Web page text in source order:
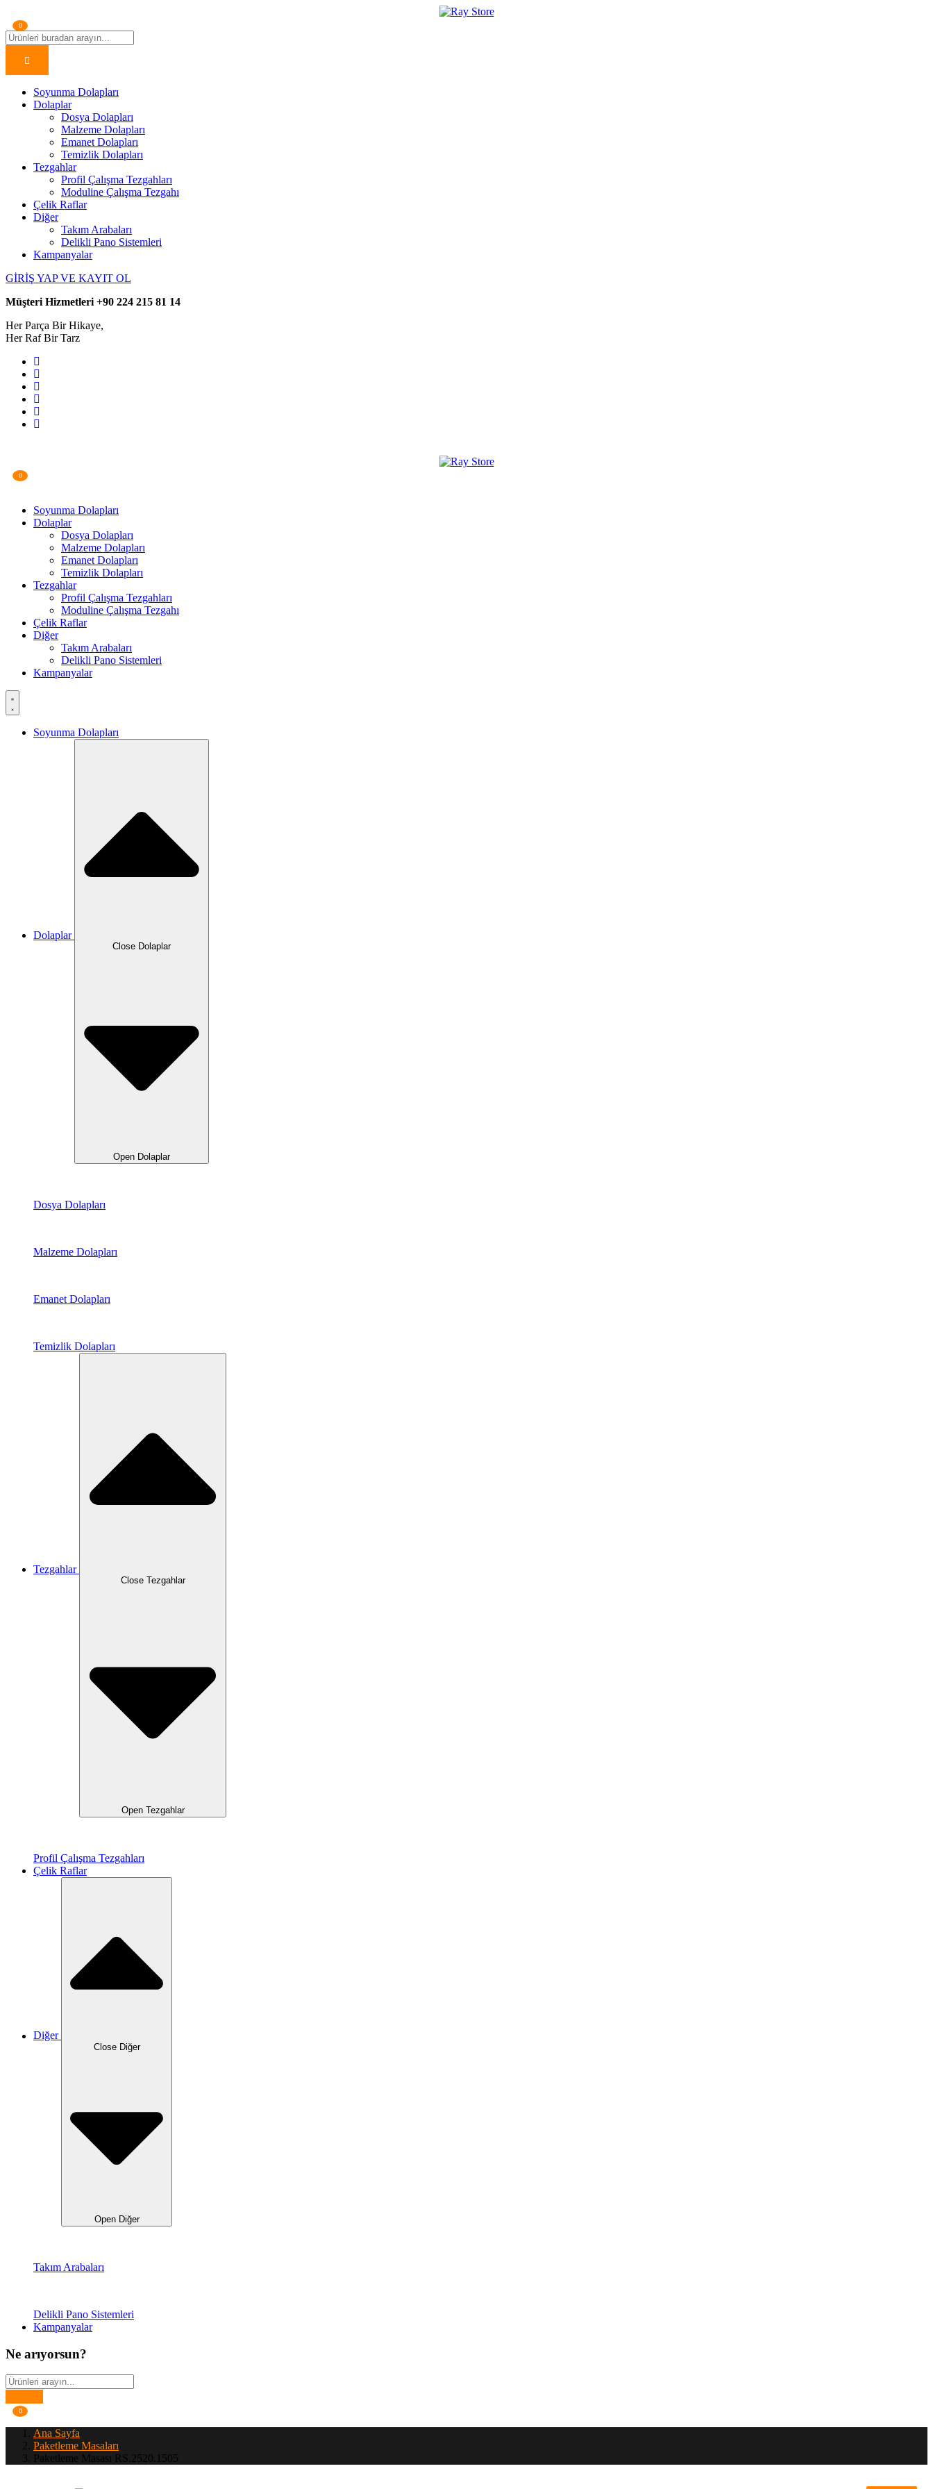
0
Soyunma Dolapları
Dolaplar
Dosya Dolapları
Malzeme Dolapları
Emanet Dolapları
Temizlik Dolapları
Tezgahlar
Profil Çalışma Tezgahları
Moduline Çalışma Tezgahı
Çelik Raflar
Diğer
Takım Arabaları
Delikli Pano Sistemleri
Kampanyalar
GİRİŞ YAP VE KAYIT OL
Müşteri Hizmetleri +90 224 215 81 14
Her Parça Bir Hikaye,
Her Raf Bir Tarz
0
Soyunma Dolapları
Dolaplar
Dosya Dolapları
Malzeme Dolapları
Emanet Dolapları
Temizlik Dolapları
Tezgahlar
Profil Çalışma Tezgahları
Moduline Çalışma Tezgahı
Çelik Raflar
Diğer
Takım Arabaları
Delikli Pano Sistemleri
Kampanyalar
Soyunma Dolapları
Dolaplar
Close Dolaplar
Open Dolaplar
Dosya Dolapları
Malzeme Dolapları
Emanet Dolapları
Temizlik Dolapları
Tezgahlar
Close Tezgahlar
Open Tezgahlar
Profil Çalışma Tezgahları
Çelik Raflar
Diğer
Close Diğer
Open Diğer
Takım Arabaları
Delikli Pano Sistemleri
Kampanyalar
Ne arıyorsun?
0
Ana Sayfa
Paketleme Masaları
Paketleme Masası RS.2520.1505